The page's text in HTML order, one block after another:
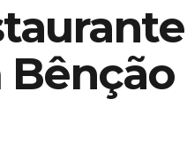
Bênção